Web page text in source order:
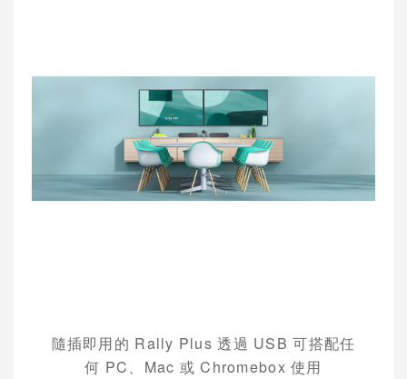
隨插即用的 Rally Plus透過 USB可搭配任
何 PC、 Mac 或 Chromebox使用